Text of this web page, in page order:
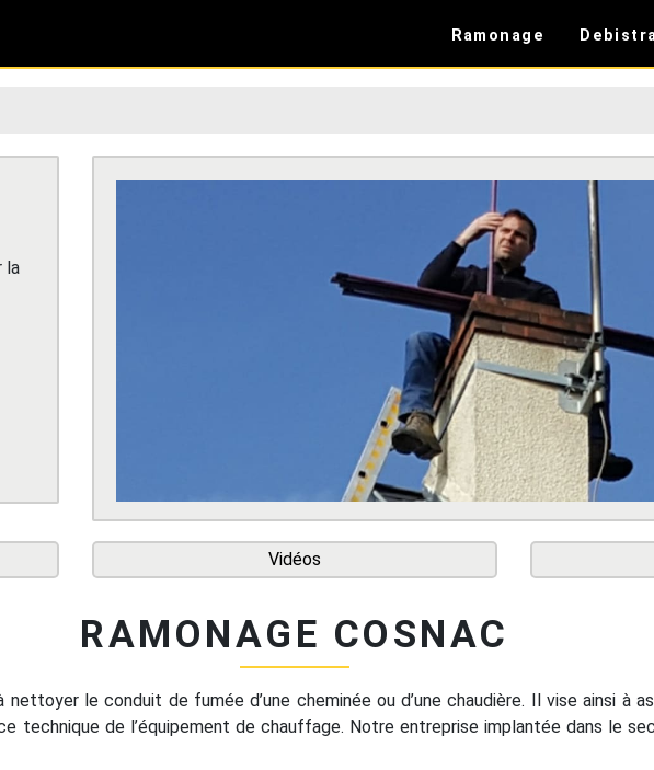
Ramonage
la
Vidéos
RAMONAGE COSNAC
le conduit de fumée d’une cheminée ou d’une chaudière. Il vise ainsi à
technique de l’équipement de chauffage. Notre entreprise implantée dans le